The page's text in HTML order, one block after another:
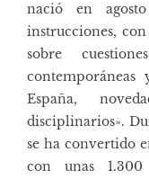
nació en
instrucciones,
sobre
España,
disciplinarios».
se ha convertido
con unas 1.300